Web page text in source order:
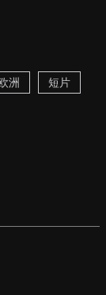
洲 短片